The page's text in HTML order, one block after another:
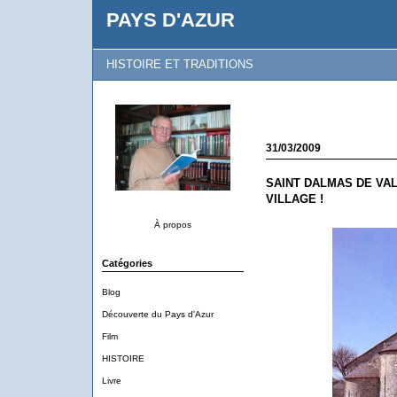
PAYS D'AZUR
HISTOIRE ET TRADITIONS
À propos
Catégories
Blog
Découverte du Pays d'Azur
Film
HISTOIRE
Livre
31/03/2009
SAINT DALMAS DE
VILLAGE !